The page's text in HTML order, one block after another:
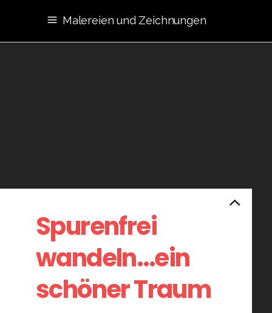
Malereien und Zeichnungen
Spurenfrei
wandeln…ein
schöner Traum